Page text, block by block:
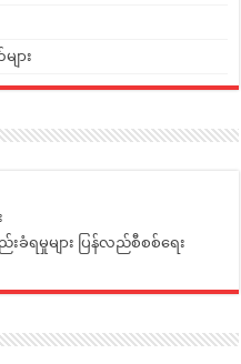
ျား
ခံရမှုများ ပြန်လည်စီစစ်ရေး